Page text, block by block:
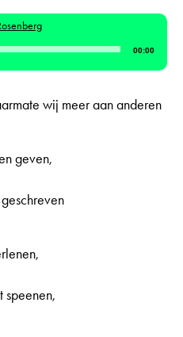
00:00
wij meer aan anderen
geven,
speenen,